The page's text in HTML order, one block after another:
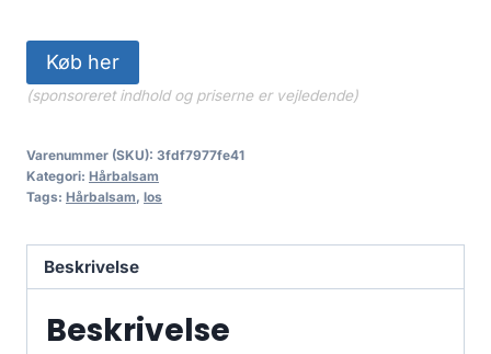
Køb her
(sponsoreret indhold og priserne er vejledende)
Varenummer (SKU): 3fdf7977fe41
Kategori: Hårbalsam
Tags: Hårbalsam, los
Beskrivelse
Beskrivelse